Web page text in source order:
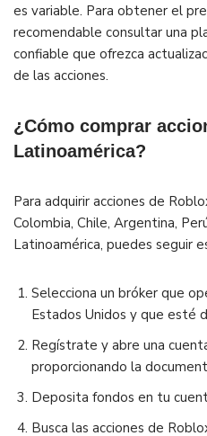
es variable. Para obtener el
recomendable consultar una
confiable que ofrezca
de las acciones.
¿Cómo comprar
Latinoamérica?
Para adquirir acciones de
Colombia, Chile, Argentina,
Latinoamérica, puedes seguir
Selecciona un bróker que
Estados Unidos y que esté
Regístrate y abre una
proporcionando la
Deposita fondos en tu
Busca las acciones de